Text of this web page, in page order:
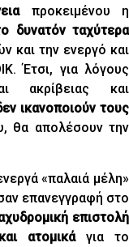
προκειμένου η
δυνατόν ταχύτερα
και την ενεργό και
Έτσι, για λόγους
ακρίβειας και
ικανοποιούν τους
θα απολέσουν την
«παλαιά μέλη»
επανεγγραφή στο
επιστολή
και ατομικάγια το